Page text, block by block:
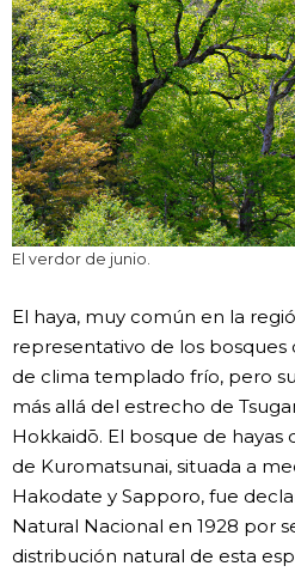
El verdor de junio.
El haya, muy común en la
representativo de los bosques
de clima templado frío, pero
más allá del estrecho de
Hokkaidō. El bosque de hayas
de Kuromatsunai, situada a
Hakodate y Sapporo, fue
Natural Nacional en 1928 por
distribución natural de esta